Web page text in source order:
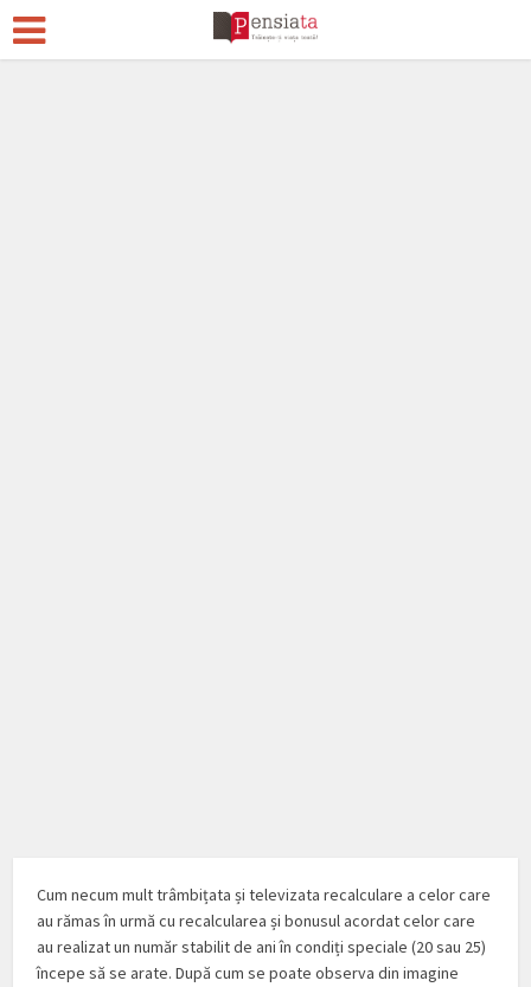
Cum necum mult trâmbițata și televizata recalculare a celor care
au rămas în urmă cu recalcularea și bonusul acordat celor care
au realizat un număr stabilit de ani în condiți speciale (20 sau 25)
începe să se arate. După cum se poate observa din imagine